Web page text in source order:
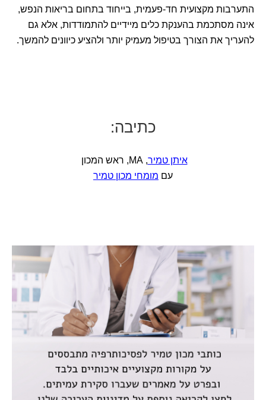
התערבות מקצועית חד-פעמית, בייחוד בתחום בריאות הנפש,
אינה מסתכמת בהענקת כלים מיידיים להתמודדות, אלא גם
להעריך את הצורך בטיפול מעמיק יותר ולהציע כיוונים להמשך.
כתיבה:
איתן טמיר, MA, ראש המכון
עם מומחי מכון טמיר